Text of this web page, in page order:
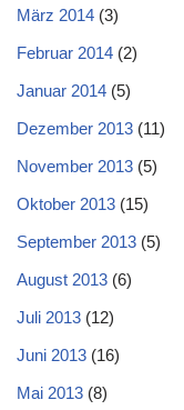
März 2014 (3)
Februar 2014 (2)
Januar 2014 (5)
Dezember 2013 (11)
November 2013 (5)
Oktober 2013 (15)
September 2013 (5)
August 2013 (6)
Juli 2013 (12)
Juni 2013 (16)
Mai 2013 (8)